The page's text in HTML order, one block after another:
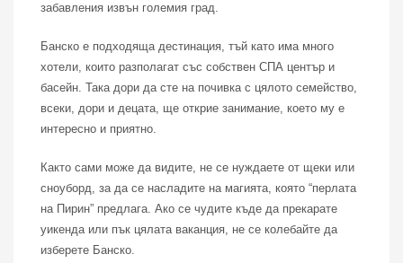
забавления извън големия град.
Банско е подходяща дестинация, тъй като има много
хотели, които разполагат със собствен СПА център и
басейн. Така дори да сте на почивка с цялото семейство,
всеки, дори и децата, ще открие занимание, което му е
интересно и приятно.
Както сами може да видите, не се нуждаете от щеки или
сноуборд, за да се насладите на магията, която “перлата
на Пирин” предлага. Ако се чудите къде да прекарате
уикенда или пък цялата ваканция, не се колебайте да
изберете Банско.